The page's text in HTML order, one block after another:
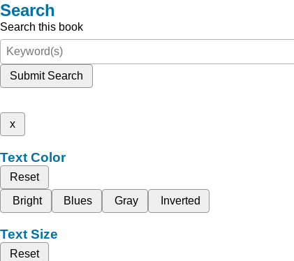
Search
Search this book
Submit Search
x
Text Color
Reset
Bright
Blues Gray Inverted
Text Size
Reset